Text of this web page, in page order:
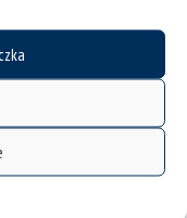
Lacey będzie
i
Instytutu Nauk o
Architektury